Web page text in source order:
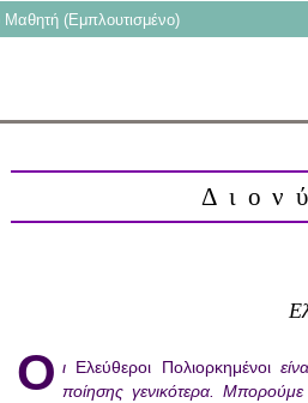
Μαθητή (Εμπλουτισμένο)
Ο ι Ελεύθεροι Πολιορκημένοι
ποίησης γενικότερα.